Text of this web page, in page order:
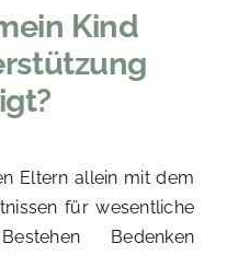
Kind
Eltern allein mit dem
für wesentliche
Bedenken